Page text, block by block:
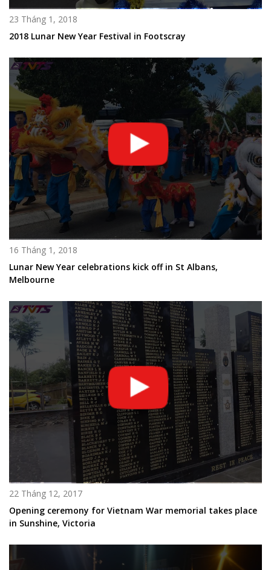
23 Tháng 1, 2018
2018 Lunar New Year Festival in Footscray
16 Tháng 1, 2018
Lunar New Year celebrations kick off in St Albans,
Melbourne
22 Tháng 12, 2017
Opening ceremony for Vietnam War memorial takes place
in Sunshine, Victoria